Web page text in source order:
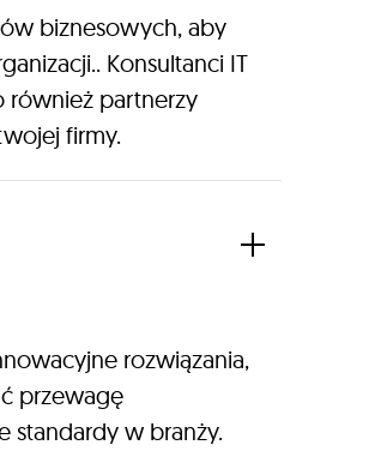
biznesowych, aby
Konsultanci IT
również partnerzy
firmy.
rozwiązania,
przewagę
standardy w branży.